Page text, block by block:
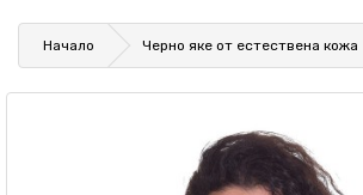
Начало Черно яке от естествена кожа